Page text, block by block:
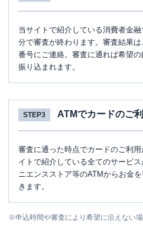
当サイトで紹介している消費者金
分で審査が終わります。審査結果
番号にご連絡。審査に通れば希望
振り込まれます。
STEP3 ATMでカードのご
審査に通った時点でカードのご利
イトで紹介している全てのサービ
ニエンスストア等のATMからお金
きます。
※申込時間や審査により希望に沿えない場